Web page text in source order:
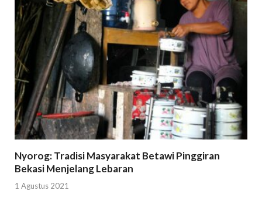
Nyorog: Tradisi Masyarakat Betawi Pinggiran
Bekasi Menjelang Lebaran
1 Agustus 2021